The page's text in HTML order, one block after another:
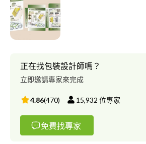
計者，舉凡生活及工作中所需的各項設計，
標與期待~希望每一次的服務和設計都能看
項目: 客製化商品｜手繪插畫｜平面文宣｜
理 ｜社群經營｜CIS企業識別系統設計
正在找包裝設計師嗎？
立即邀請專家來完成
4.86(470) 15,932 位專家
免費找專家